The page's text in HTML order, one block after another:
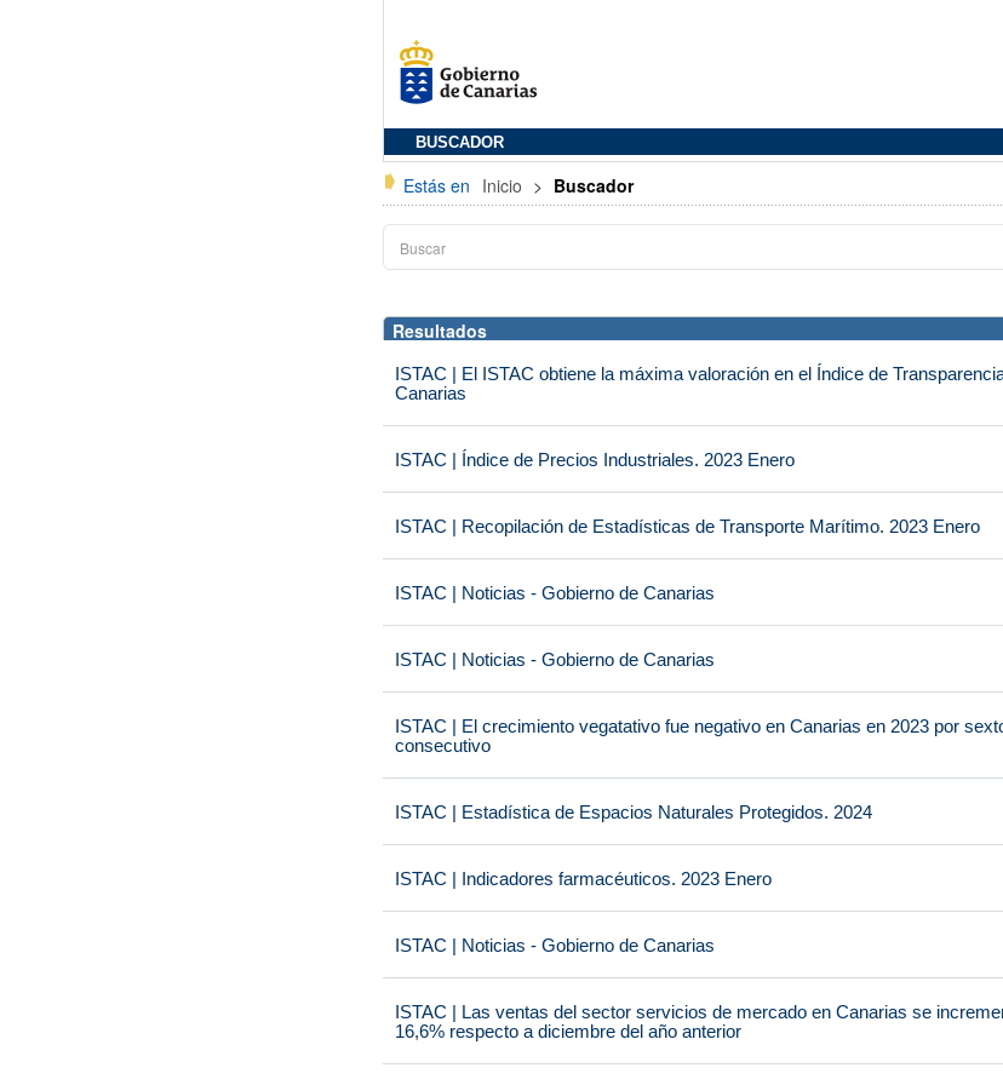
BUSCADOR
Estás en Inicio > Buscador
Resultados
ISTAC | El ISTAC obtiene la máxima valoración en el Índice de
Canarias
ISTAC | Índice de Precios Industriales. 2023 Enero
ISTAC | Recopilación de Estadísticas de Transporte Marítimo. 2023 Enero
ISTAC | Noticias - Gobierno de Canarias
ISTAC | Noticias - Gobierno de Canarias
ISTAC | El crecimiento vegatativo fue negativo en Canarias en 2023 por
consecutivo
ISTAC | Estadística de Espacios Naturales Protegidos. 2024
ISTAC | Indicadores farmacéuticos. 2023 Enero
ISTAC | Noticias - Gobierno de Canarias
ISTAC | Las ventas del sector servicios de mercado en Canarias se
16,6% respecto a diciembre del año anterior